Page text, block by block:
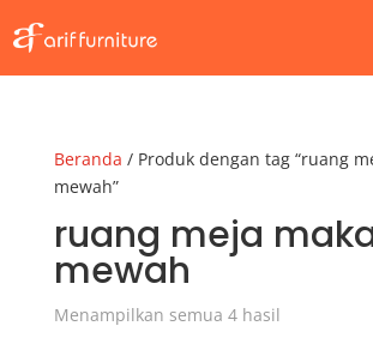
Beranda / Produk dengan tag “ruang
mewah”
ruang meja
mewah
Menampilkan semua 4 hasil